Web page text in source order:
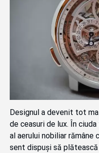
Designul a devenit tot
de ceasuri de lux. În
al aerului nobiliar rămâne
sent dispuși să